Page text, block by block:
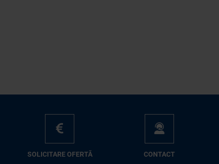
SO­LI­CI­TA­RE OFER­TĂ CON­TA­CT